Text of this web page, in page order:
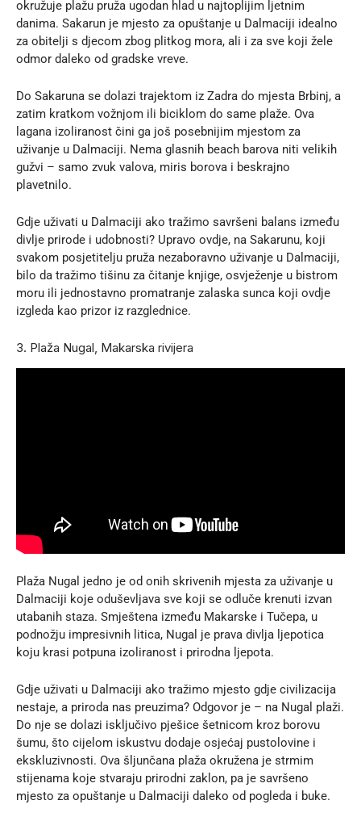
okružuje plažu pruža ugodan hlad u najtoplijim ljetnim
danima. Sakarun je mjesto za opuštanje u Dalmaciji idealno
za obitelji s djecom zbog plitkog mora, ali i za sve koji žele
odmor daleko od gradske vreve.
Do Sakaruna se dolazi trajektom iz Zadra do mjesta Brbinj, a
zatim kratkom vožnjom ili biciklom do same plaže. Ova
lagana izoliranost čini ga još posebnijim mjestom za
uživanje u Dalmaciji. Nema glasnih beach barova niti velikih
gužvi – samo zvuk valova, miris borova i beskrajno
plavetnilo.
Gdje uživati u Dalmaciji ako tražimo savršeni balans između
divlje prirode i udobnosti? Upravo ovdje, na Sakarunu, koji
svakom posjetitelju pruža nezaboravno uživanje u Dalmaciji,
bilo da tražimo tišinu za čitanje knjige, osvježenje u bistrom
moru ili jednostavno promatranje zalaska sunca koji ovdje
izgleda kao prizor iz razglednice.
3. Plaža Nugal, Makarska rivijera
Plaža Nugal jedno je od onih skrivenih mjesta za uživanje u
Dalmaciji koje oduševljava sve koji se odluče krenuti izvan
utabanih staza. Smještena između Makarske i Tučepa, u
podnožju impresivnih litica, Nugal je prava divlja ljepotica
koju krasi potpuna izoliranost i prirodna ljepota.
Gdje uživati u Dalmaciji ako tražimo mjesto gdje civilizacija
nestaje, a priroda nas preuzima? Odgovor je – na Nugal plaži.
Do nje se dolazi isključivo pješice šetnicom kroz borovu
šumu, što cijelom iskustvu dodaje osjećaj pustolovine i
ekskluzivnosti. Ova šljunčana plaža okružena je strmim
stijenama koje stvaraju prirodni zaklon, pa je savršeno
mjesto za opuštanje u Dalmaciji daleko od pogleda i buke.